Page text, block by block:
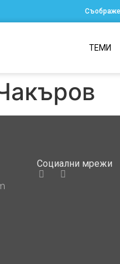
ТЕМИ
Социални мрежи